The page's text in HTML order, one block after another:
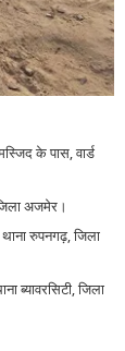
के पास, वार्ड
अजमेर।
रुपनगढ़, जिला
ब्यावरसिटी, जिला